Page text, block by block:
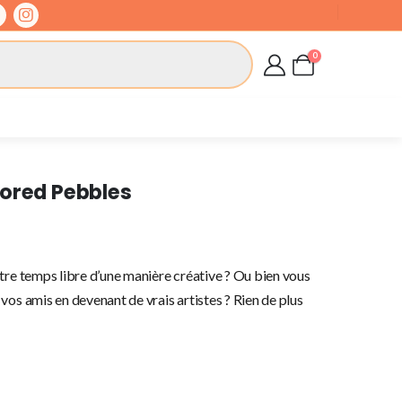
0
Pebbles
temps libre d’une manière créative ? Ou bien vous
amis en devenant de vrais artistes ? Rien de plus